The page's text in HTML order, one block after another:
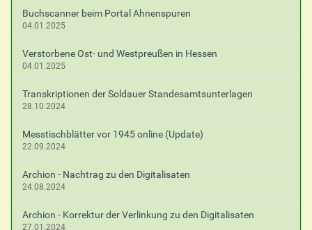
Buchscanner beim Portal Ahnenspuren
04.01.2025
Verstorbene Ost- und Westpreußen in Hessen
04.01.2025
Transkriptionen der Soldauer Standesamtsunterlagen
28.10.2024
Messtischblätter vor 1945 online (Update)
22.09.2024
Archion - Nachtrag zu den Digitalisaten
24.08.2024
Archion - Korrektur der Verlinkung zu den Digitalisaten
27.01.2024